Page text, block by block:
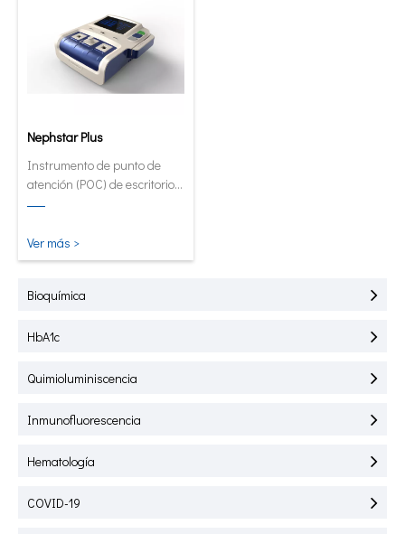
Nephstar Plus
Instrumento de punto de
atención (POC) de escritorio
creado para pruebas
mALB y SAA.
Ver más >
Bioquímica
HbA1c
Quimioluminiscencia
Inmunofluorescencia
Hematología
COVID-19